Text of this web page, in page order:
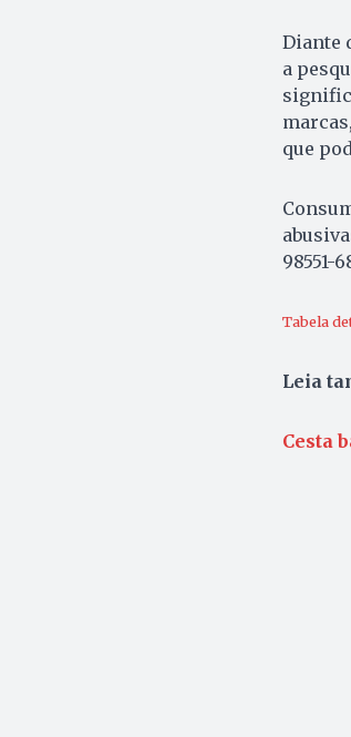
Diante
a
que
98551-
Tabela
Leia
Cesta